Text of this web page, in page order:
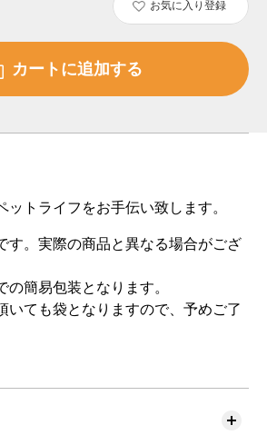
お気に入り登録
ットライフをお手伝い致します。
す。実際の商品と異なる場合がござ
簡易包装となります。
ても袋となりますので、予めご了